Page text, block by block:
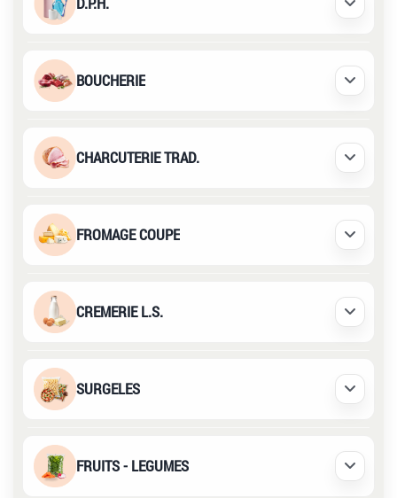
Déplier
BOUCHERIE Déplier
CHARCUTERIE TRAD. Déplier
FROMAGE COUPE Déplier
CREMERIE L.S. Déplier
SURGELES Déplier
FRUITS - LEGUMES Déplier